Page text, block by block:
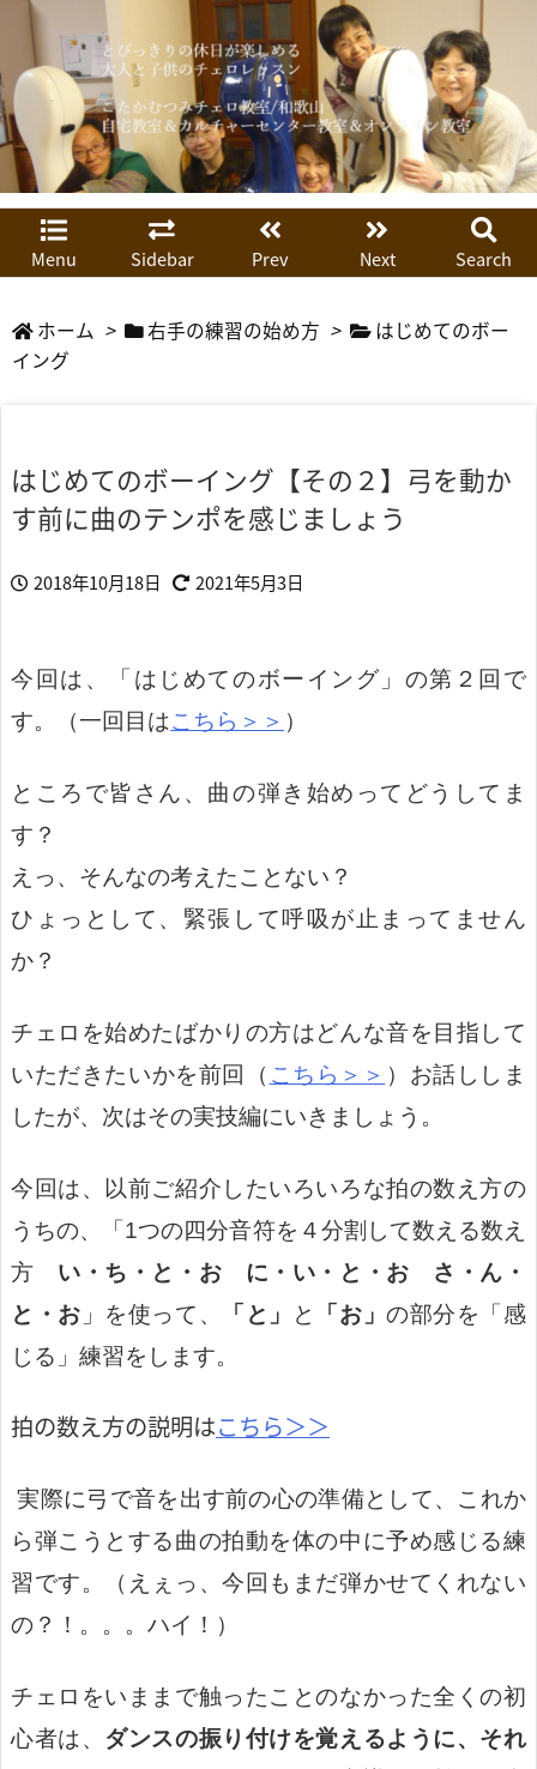
Menu Sidebar Prev Next Search
ホーム > 右手の練習の始め方 >
はじめてのボー
イング
はじめてのボーイング【その２】弓を動か
す前に曲のテンポを感じましょう
2018年10月18日 2021年5月3日
今回は、「はじめてのボーイング」の第２回で
す。（一回目はこちら＞＞ ）
ところで皆さん、曲の弾き始めってどうしてま
す？
えっ、そんなの考えたことない？
ひょっとして、緊張して呼吸が止まってません
か？
チェロを始めたばかりの方はどんな音を目指して
いただきたいかを前回（ こちら＞＞ ）お話ししま
したが、次はその実技編にいきましょう。
今回は、以前ご紹介したいろいろな拍の数え方の
うちの、「1つの四分音符を４分割して数える数え
方 い・ち・と・お に・い・と・お さ・ん・
と・お 」を使って、 「と」 と 「お」の部分を「感
じる」練習をします。
拍の数え方の説明はこちら＞＞
実際に弓で音を出す前の心の準備として、これか
ら弾こうとする曲の拍動を体の中に予め感じる練
習です。（えぇっ、今回もまだ弾かせてくれない
の？！。。。ハイ！）
チェロをいままで触ったことのなかった全くの初
心者は、 ダンスの振り付けを覚えるように、それ